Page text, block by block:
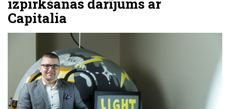
Capitalia